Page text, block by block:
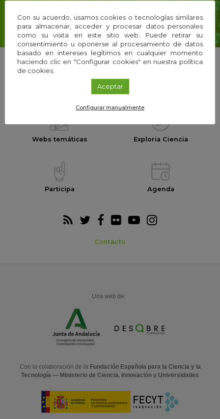
Webs temáticas Exploria Ciencia
Participa Agenda
Contacto
Una web de:
Con la colaboración de la Fundación Española para la Ciencia y la
Tecnología — Ministerio de Ciencia, Innovación y Universidades
Con su acuerdo, usamos cookies o tecnologías similares
para almacenar, acceder y procesar datos personales
como su visita en este sitio web. Puede retirar su
consentimiento u oponerse al procesamiento de datos
basado en intereses legítimos en cualquier momento
haciendo clic en "Configurar cookies" en nuestra política
de cookies.
Aceptar
Configurar manualmente